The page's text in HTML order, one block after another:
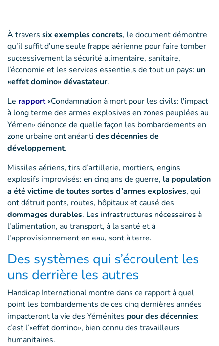
À travers six exemples concrets, le document démontre
qu’il suffit d’une seule frappe aérienne pour faire tomber
successivement la sécurité alimentaire, sanitaire,
l’économie et les services essentiels de tout un pays: un
«effet domino» dévastateur.
Le rapport«Condamnation à mort pour les civils: l'impact
à long terme des armes explosives en zones peuplées au
Yémen» dénonce de quelle façon les bombardements en
zone urbaine ont anéanti des décennies de
développement.
Missiles aériens, tirs d’artillerie, mortiers, engins
explosifs improvisés: en cinq ans de guerre, la population
a été victime de toutes sortes d’armes explosives, qui
ont détruit ponts, routes, hôpitaux et causé des
dommages durables. Les infrastructures nécessaires à
l'alimentation, au transport, à la santé et à
l'approvisionnement en eau, sont à terre.
Des systèmes qui s’écroulent les
uns derrière les autres
Handicap International montre dans ce rapport à quel
point les bombardements de ces cinq dernières années
impacteront la vie des Yéménites pour des décennies:
c’est l’«effet domino», bien connu des travailleurs
humanitaires.